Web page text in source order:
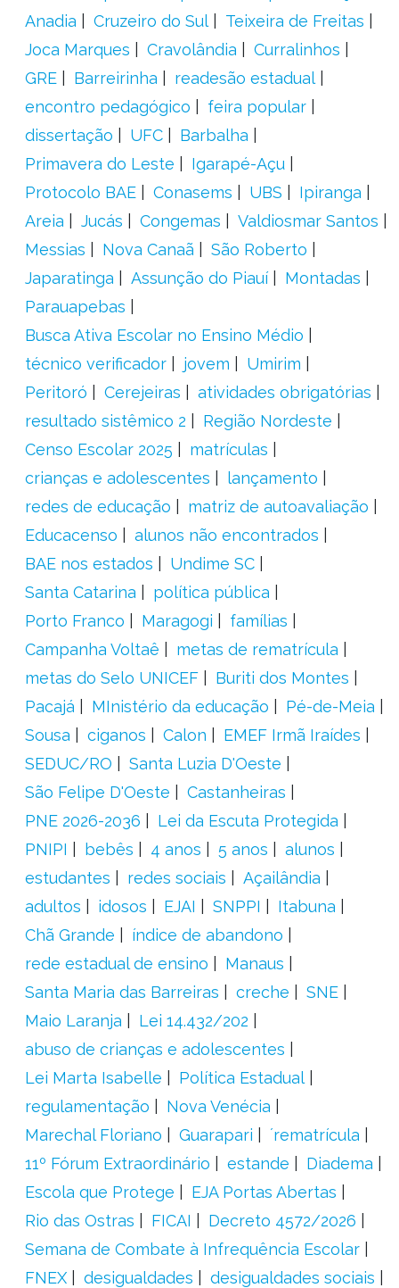
Anadia
Cruzeiro do Sul
Teixeira de Freitas
Joca Marques
Cravolândia
Curralinhos
GRE
Barreirinha
readesão estadual
encontro pedagógico
feira popular
dissertação
UFC
Barbalha
Primavera do Leste
Igarapé-Açu
Protocolo BAE
Conasems UBS
Ipiranga
Areia
Jucás Congemas
Valdiosmar Santos
Messias
Nova Canaã
São Roberto
Japaratinga
Assunção do Piauí
Montadas
Parauapebas
Busca Ativa Escolar no Ensino Médio
técnico verificador
jovem
Umirim
Peritoró
Cerejeiras
atividades obrigatórias
resultado sistêmico 2
Região Nordeste
Censo Escolar 2025
matrículas
crianças e adolescentes
lançamento
redes de educação
matriz de autoavaliação
Educacenso
alunos não encontrados
BAE nos estados
Undime SC
Santa Catarina
política pública
Porto Franco
Maragogi
famílias
Campanha Voltaê
metas de rematrícula
metas do Selo UNICEF
Buriti dos Montes
Pacajá
MInistério da educação
Pé-de-Meia
Sousa
ciganos Calon
EMEF Irmã Iraídes
SEDUC/RO
Santa Luzia D'Oeste
São Felipe D'Oeste
Castanheiras
PNE 2026-2036
Lei da Escuta Protegida
PNIPI
bebês 4 anos 5 anos
alunos
estudantes
redes sociais
Açailândia
adultos
idosos EJAI SNPPI
Itabuna
Chã Grande
índice de abandono
rede estadual de ensino
Manaus
Santa Maria das Barreiras
creche
SNE
Maio Laranja
Lei 14.432/202
abuso de crianças e adolescentes
Lei Marta Isabelle
Política Estadual
regulamentação
Nova Venécia
Marechal Floriano
Guarapari
´rematrícula
11º Fórum Extraordinário
estande
Diadema
Escola que Protege
EJA Portas Abertas
Rio das Ostras
FICAI
Decreto 4572/2026
Semana de Combate à Infrequência Escolar
FNEX
desigualdades
desigualdades sociais